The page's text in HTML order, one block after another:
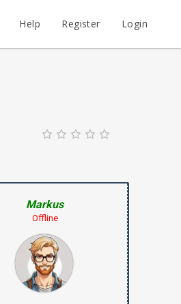
Help Register Login
Markus
Offline